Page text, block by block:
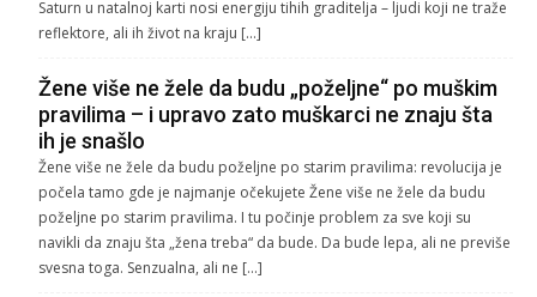
Saturn u natalnoj karti nosi energiju tihih graditelja – ljudi koji ne traže
reflektore, ali ih život na kraju […]
Žene više ne žele da budu „poželjne“ po muškim
pravilima – i upravo zato muškarci ne znaju šta
ih je snašlo
Žene više ne žele da budu poželjne po starim pravilima: revolucija je
počela tamo gde je najmanje očekujete Žene više ne žele da budu
poželjne po starim pravilima. I tu počinje problem za sve koji su
navikli da znaju šta „žena treba“ da bude. Da bude lepa, ali ne previše
svesna toga. Senzualna, ali ne […]